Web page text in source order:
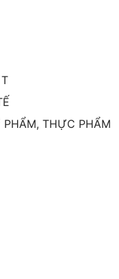
PHẨM, THỰC PHẨM